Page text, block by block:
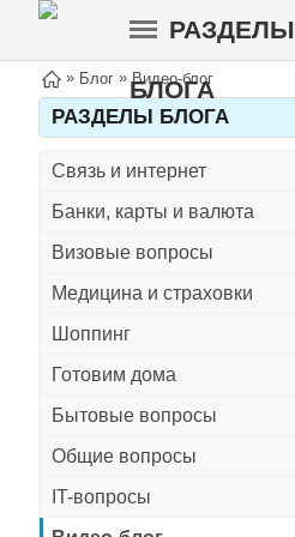
РАЗДЕЛЫ
БЛОГА
» Блог »Видео-блог
РАЗДЕЛЫ БЛОГА
Связь и интернет
Банки, карты и валюта
Визовые вопросы
Медицина и страховки
Шоппинг
Готовим дома
Бытовые вопросы
Общие вопросы
IT-вопросы